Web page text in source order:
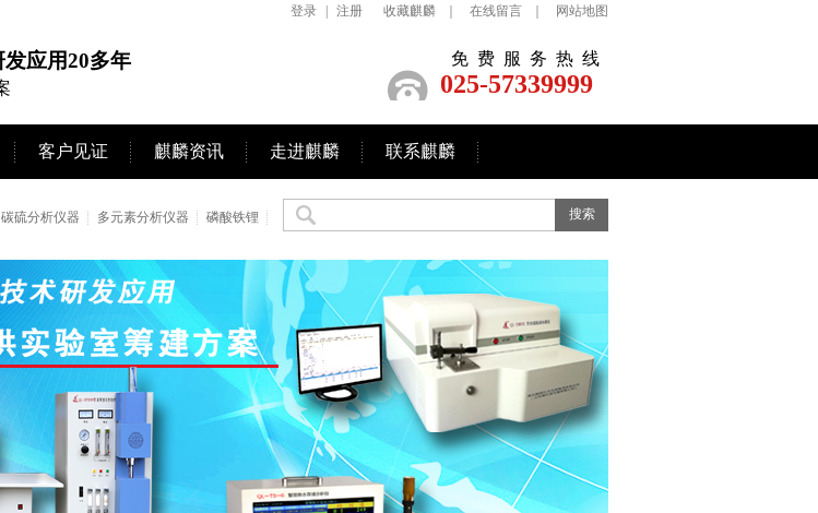
登录 注册 收藏麒麟 在线留言 网站地图
应用20多年 免费服务热线
025-57339999
客户见证 麒麟资讯 走进麒麟 联系麒麟
碳硫分析仪器 多元素分析仪器 磷酸铁锂